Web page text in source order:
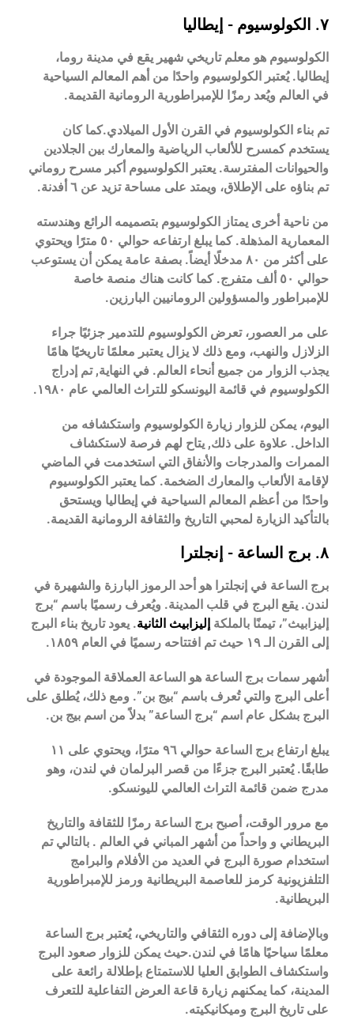
٧. الكولوسيوم - إيطاليا
الكولوسيوم هو معلم تاريخي شهير يقع في مدينة روما،
إيطاليا. يُعتبر الكولوسيوم واحدًا من أهم المعالم السياحية
في العالم ويُعد رمزًا للإمبراطورية الرومانية القديمة.
تم بناء الكولوسيوم في القرن الأول الميلادي.كما كان
يستخدم كمسرح للألعاب الرياضية والمعارك بين الجلادين
والحيوانات المفترسة. يعتبر الكولوسيوم أكبر مسرح روماني
تم بناؤه على الإطلاق، ويمتد على مساحة تزيد عن ٦ أفدنة.
من ناحية أخرى يمتاز الكولوسيوم بتصميمه الرائع وهندسته
المعمارية المذهلة. كما يبلغ ارتفاعه حوالي ٥٠ مترًا ويحتوي
على أكثر من ٨٠ مدخلًا أيضاً. بصفة عامة يمكن أن يستوعب
حوالي ٥٠ ألف متفرج. كما كانت هناك منصة خاصة
للإمبراطور والمسؤولين الرومانيين البارزين.
على مر العصور، تعرض الكولوسيوم للتدمير جزئيًا جراء
الزلازل والنهب، ومع ذلك لا يزال يعتبر معلمًا تاريخيًا هامًا
يجذب الزوار من جميع أنحاء العالم. في النهاية, تم إدراج
الكولوسيوم في قائمة اليونسكو للتراث العالمي عام ١٩٨٠.
اليوم، يمكن للزوار زيارة الكولوسيوم واستكشافه من
الداخل. علاوة على ذلك, يتاح لهم فرصة لاستكشاف
الممرات والمدرجات والأنفاق التي استخدمت في الماضي
لإقامة الألعاب والمعارك الضخمة. كما يعتبر الكولوسيوم
واحدًا من أعظم المعالم السياحية في إيطاليا ويستحق
بالتأكيد الزيارة لمحبي التاريخ والثقافة الرومانية القديمة.
٨. برج الساعة - إنجلترا
برج الساعة في إنجلترا هو أحد الرموز البارزة والشهيرة في
لندن. يقع البرج في قلب المدينة. ويُعرف رسميًا باسم “برج
إليزابيث”، تيمنًا بالملكةإليزابيث الثانية. يعود تاريخ بناء البرج
إلى القرن الـ ١٩ حيث تم افتتاحه رسميًا في العام ١٨٥٩.
أشهر سمات برج الساعة هو الساعة العملاقة الموجودة في
أعلى البرج والتي تُعرف باسم “بيج بن”. ومع ذلك، يُطلق على
البرج بشكل عام اسم “برج الساعة” بدلاً من اسم بيج بن.
يبلغ ارتفاع برج الساعة حوالي ٩٦ مترًا، ويحتوي على ١١
طابقًا. يُعتبر البرج جزءًا من قصر البرلمان في لندن، وهو
مدرج ضمن قائمة التراث العالمي لليونسكو.
مع مرور الوقت، أصبح برج الساعة رمزًا للثقافة والتاريخ
البريطاني و واحداً من أشهر المباني في العالم . بالتالي تم
استخدام صورة البرج في العديد من الأفلام والبرامج
التلفزيونية كرمز للعاصمة البريطانية ورمز للإمبراطورية
البريطانية.
وبالإضافة إلى دوره الثقافي والتاريخي، يُعتبر برج الساعة
معلمًا سياحيًا هامًا في لندن.حيث يمكن للزوار صعود البرج
واستكشاف الطوابق العليا للاستمتاع بإطلالة رائعة على
المدينة، كما يمكنهم زيارة قاعة العرض التفاعلية للتعرف
على تاريخ البرج وميكانيكيته.